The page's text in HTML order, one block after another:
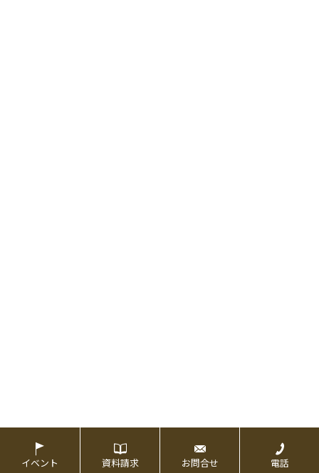
イベント 資料請求 お問合せ 電話